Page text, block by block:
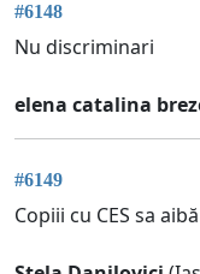
#6148
Nu discriminari
elena catalina
#6149
Copiii cu CES sa